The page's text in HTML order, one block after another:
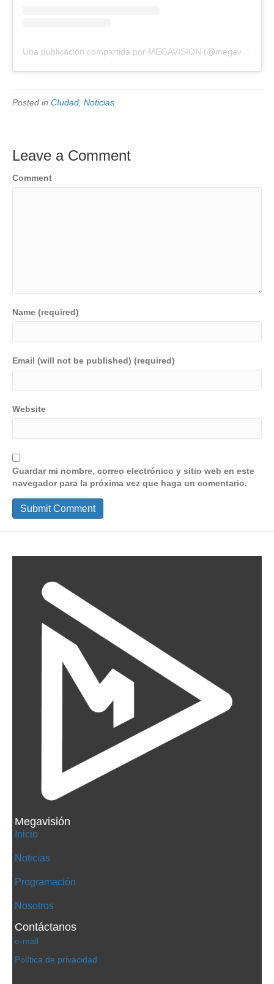
Posted in CIudad Noticias
Leave a Comment
Comment
Name (required)
Email (will not be published) (required)
Website
Guardar mi nombre, correo electrónico y sitio web en este
navegador para la próxima vez que haga un comentario.
Megavisión
Inicio
Noticias
Programación
Nosotros
Contáctanos
e-mail
Política de privacidad